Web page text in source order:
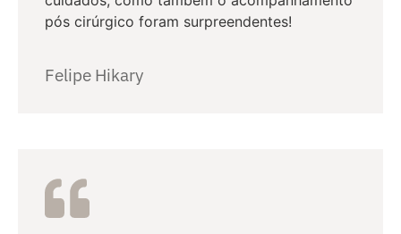
pós cirúrgico foram surpreendentes!
Felipe Hikary